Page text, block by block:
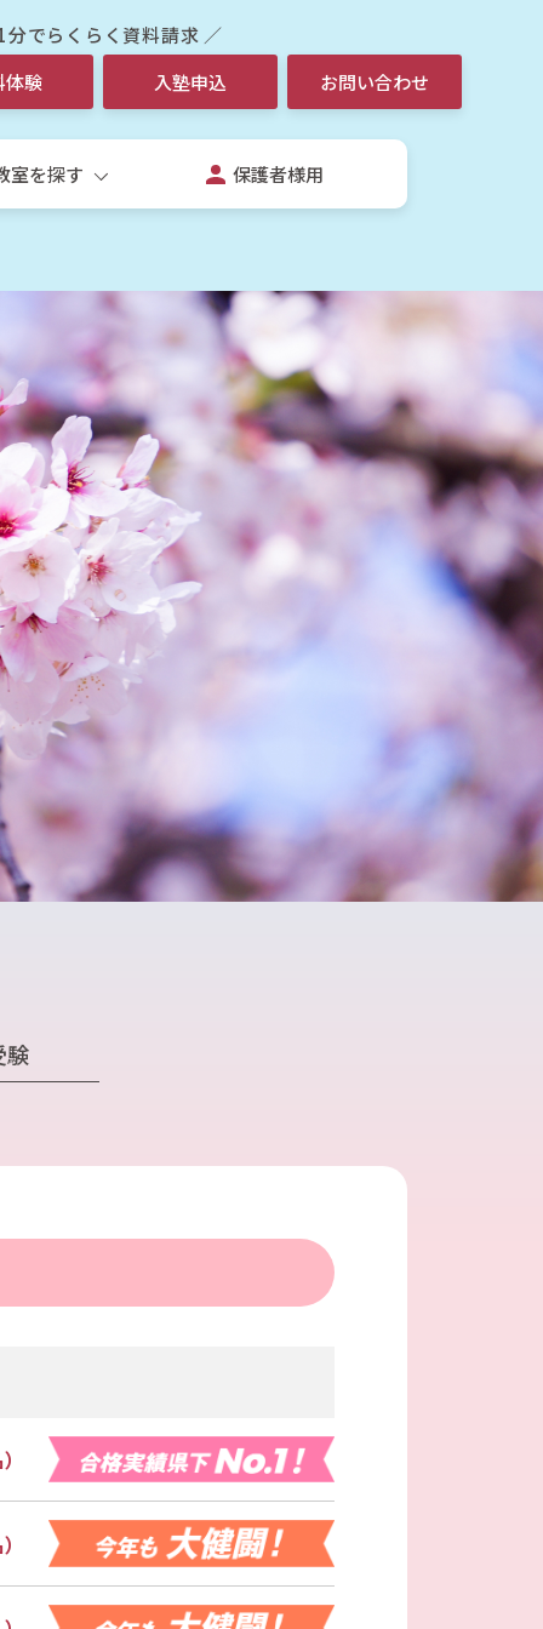
分でらくらく資料請求 ／
体験
入塾申込 お問い合わせ
個別指導コース
業補習個別コース
文リスニング対策講座
星予備校
別
室を探す 保護者様用
験